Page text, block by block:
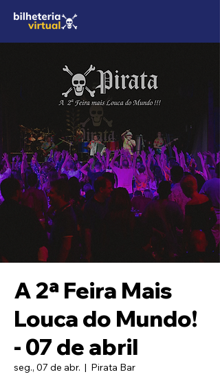
A 2ª Feira Mais
Louca do Mundo!
- 07 de abril
seg., 07 de abr.
  |
Pirata Bar